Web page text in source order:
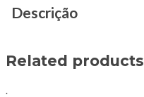
Descrição
Related products
.